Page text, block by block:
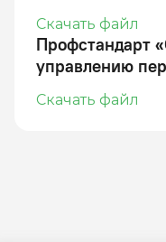
Скачать файл
Профстандарт
управлению
Скачать файл